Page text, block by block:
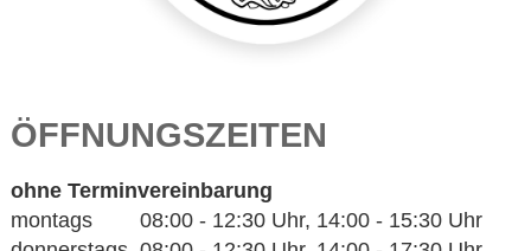
ÖFFNUNGSZEITEN
ohne Terminvereinbarung
montags 08:00 - 12:30 Uhr, 14:00 - 15:30 Uhr